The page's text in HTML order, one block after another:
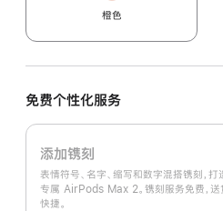
橙色
免费个性化服务
添加镌刻
表情符号、名字、缩写和数字混搭镌刻，打
专属 AirPods Max 2。镌刻服务免费，送
快捷。